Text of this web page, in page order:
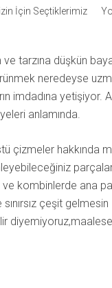
İçin Seçtiklerimiz
tarzına düşkün
neredeyse
imdadına
anlamında.
çizmeler hakkında
kombinlerde ana
çeşit